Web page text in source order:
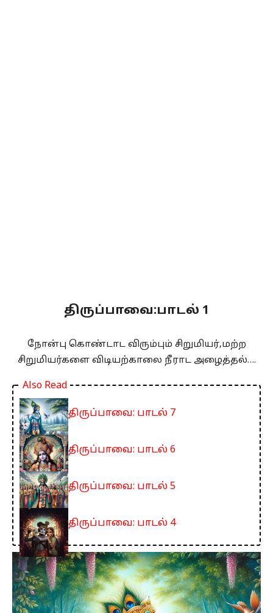
திருப்பாவை:பாடல் 1
நோன்பு கொண்டாட விரும்பும் சிறுமியர்,மற்ற
சிறுமியர்களை விடியற்காலை நீராட அழைத்தல்….
Also Read
திருப்பாவை: பாடல் 7
திருப்பாவை: பாடல் 6
திருப்பாவை: பாடல் 5
திருப்பாவை: பாடல் 4